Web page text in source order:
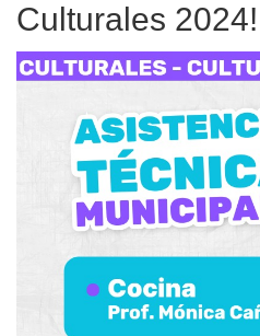
Culturales 2024!